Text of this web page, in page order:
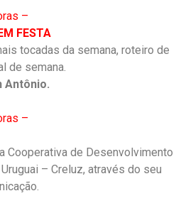
–
FESTA
tocadas da semana, roteiro de
de semana.
Antônio.
–
Cooperativa de Desenvolvimento
– Creluz, através do seu